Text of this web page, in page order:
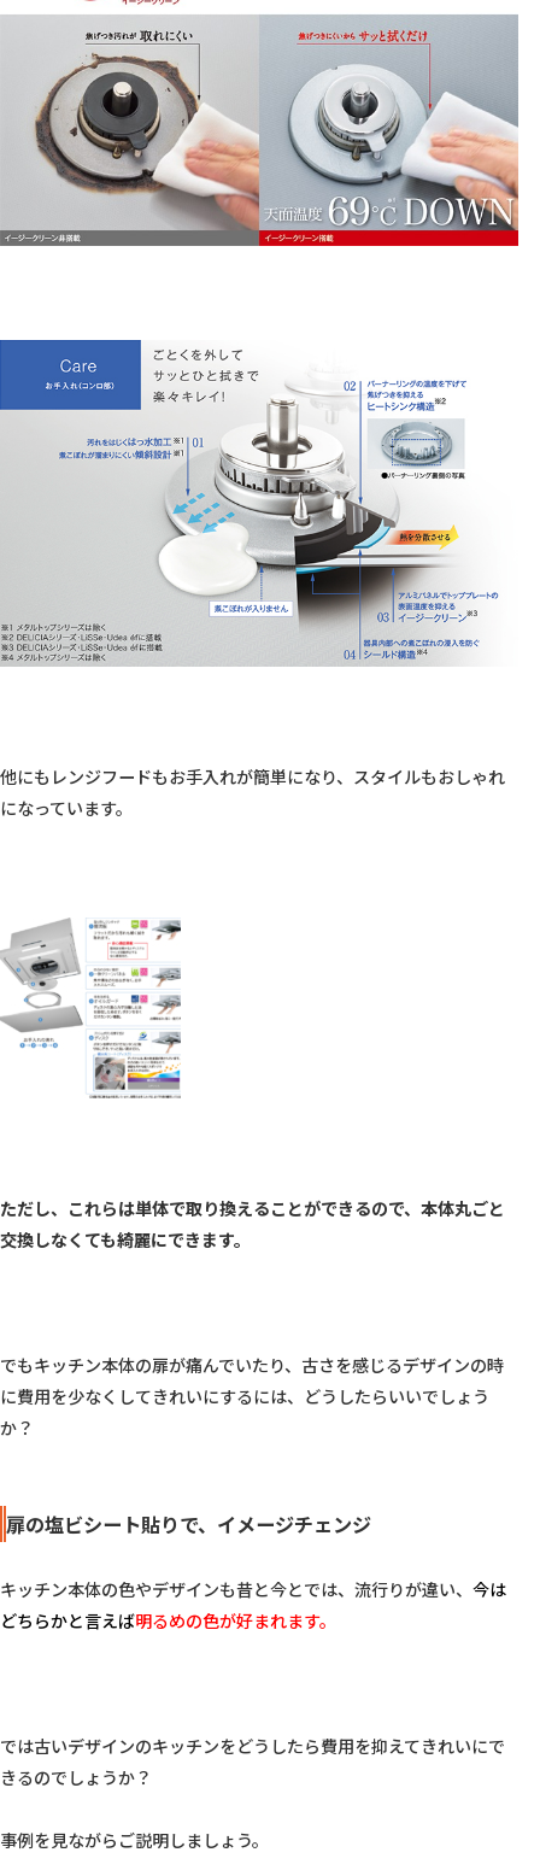
他にもレンジフードもお手入れが簡単になり、スタイルもおしゃれ
になっています。
ただし、これらは単体で取り換えることができるので、本体丸ごと
交換しなくても綺麗にできます。
でもキッチン本体の扉が痛んでいたり、古さを感じるデザインの時
に費用を少なくしてきれいにするには、どうしたらいいでしょう
か？
扉の塩ビシート貼りで、イメージチェンジ
キッチン本体の色やデザインも昔と今とでは、流行りが違い、 今は
どちらかと言えば明るめの色が好まれます。
では古いデザインのキッチンをどうしたら費用を抑えてきれいにで
きるのでしょうか？
事例を見ながらご説明しましょう。